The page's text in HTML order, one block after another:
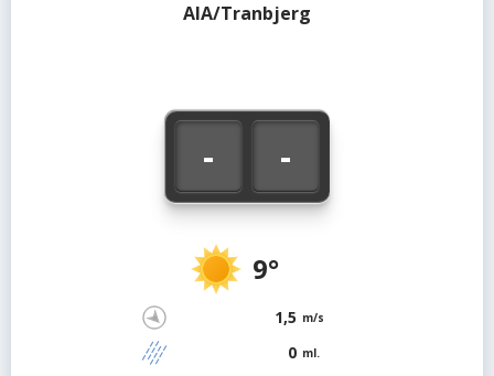
- -
9°
1,5 m/s
0 ml.
AIA/Tranbjerg